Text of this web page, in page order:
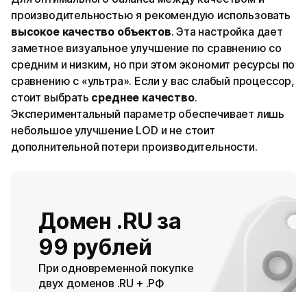
производительностью я рекомендую использовать
высокое качество объектов. Эта настройка дает
заметное визуальное улучшение по сравнению со
средним и низким, но при этом экономит ресурсы по
сравнению с «ультра». Если у вас слабый процессор,
стоит выбрать среднее качество.
Экспериментальный параметр обеспечивает лишь
небольшое улучшение LOD и не стоит
дополнительной потери производительности.
Домен .RU за
99 рублей
При одновременной покупке
двух доменов .RU + .РФ